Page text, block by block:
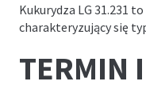
Kukurydza LG 31.231
charakteryzujący się
TERMIN